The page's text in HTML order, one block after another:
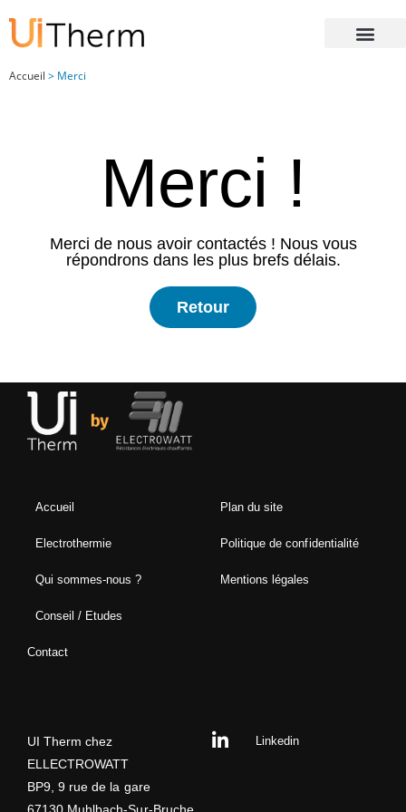
Accueil > Merci
Merci !
Merci de nous avoir contactés ! Nous vous
répondrons dans les plus brefs délais.
Retour
Accueil
Electrothermie
Qui sommes-nous ?
Conseil / Etudes
Contact
Plan du site
Politique de confidentialité
Mentions légales
UI Therm chez
ELLECTROWATT
BP9, 9 rue de la gare
67130 Muhlbach-Sur-Bruche
Linkedin